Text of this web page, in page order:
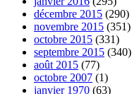
décembre 2015 (290)
novembre 2015 (351)
octobre 2015 (331)
septembre 2015 (340)
août 2015 (77)
octobre 2007 (1)
janvier 1970 (63)